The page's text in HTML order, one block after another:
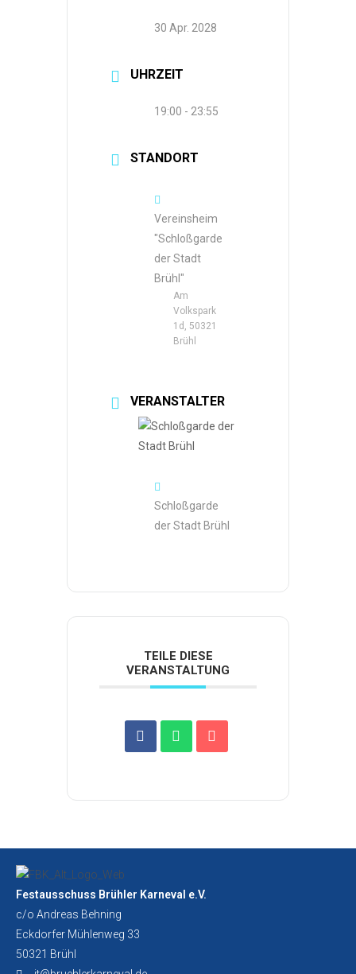
30 Apr. 2028
UHRZEIT
19:00 - 23:55
STANDORT
Vereinsheim
"Schloßgarde
der Stadt
Brühl"
Am
Volkspark
1d, 50321
Brühl
VERANSTALTER
Schloßgarde
der Stadt Brühl
TEILE DIESE
VERANSTALTUNG
Festausschuss Brühler Karneval e.V.
c/o Andreas Behning
Eckdorfer Mühlenweg 33
50321 Brühl